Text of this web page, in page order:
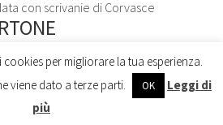
con scrivanie di Corvasce
che ormai da anni producono
in cartone come ad esempio la
cartoneo l’aziendaCorvasce.
ammirare i mobili fatti di cartone
cookies per migliorare la tua esperienza.
viene dato a terze parti.
OK
Leggi di
più